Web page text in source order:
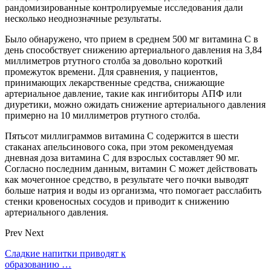
рандомизированные контролируемые исследования дали
несколько неоднозначные результаты.
Было обнаружено, что прием в среднем 500 мг витамина С в
день способствует снижению артериального давления на 3,84
миллиметров ртутного столба за довольно короткий
промежуток времени. Для сравнения, у пациентов,
принимающих лекарственные средства, снижающие
артериальное давление, такие как ингибиторы АПФ или
диуретики, можно ожидать снижение артериального давления
примерно на 10 миллиметров ртутного столба.
Пятьсот миллиграммов витамина С содержится в шести
стаканах апельсинового сока, при этом рекомендуемая
дневная доза витамина С для взрослых составляет 90 мг.
Согласно последним данным, витамин С может действовать
как мочегонное средство, в результате чего почки выводят
больше натрия и воды из организма, что помогает расслабить
стенки кровеносных сосудов и приводит к снижению
артериального давления.
Prev Next
Сладкие напитки приводят к
образованию …